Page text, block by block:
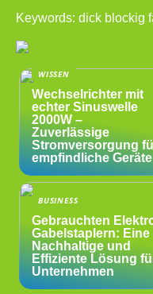
Keywords: dick blockig
WISSEN
Wechselrichter mit
echter Sinuswelle
2000W –
Zuverlässige
Stromversorgung
empfindliche Geräte
BUSINESS
Gebrauchten
Gabelstaplern: Eine
Nachhaltige und
Effiziente Lösung
Unternehmen